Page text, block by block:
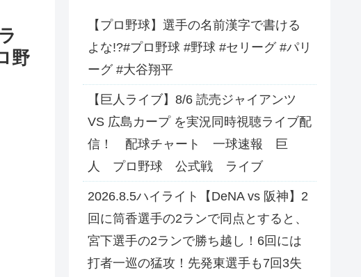
野
【プロ野球】選手の名前漢字で書ける
よな!?#プロ野球 #野球 #セリーグ #パリ
ーグ #大谷翔平
【巨人ライブ】8/6 読売ジャイアンツ
VS 広島カープ を実況同時視聴ライブ配
信！ 配球チャート 一球速報 巨
人 プロ野球 公式戦 ライブ
2026.8.5ハイライト【DeNA vs 阪神】2
回に筒香選手の2ランで同点とすると、
宮下選手の2ランで勝ち越し！6回には
打者一巡の猛攻！先発東選手も7回3失